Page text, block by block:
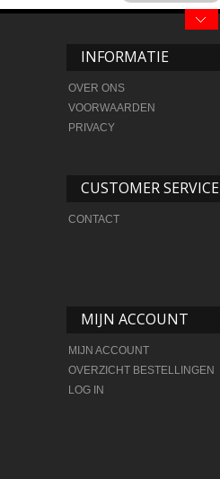
INFORMATIE
OVER ONS
VOORWAARDEN
PRIVACY
CUSTOMER SERVICE
CONTACT
MIJN ACCOUNT
MIJN ACCOUNT
OVERZICHT BESTELLINGEN
LOG IN